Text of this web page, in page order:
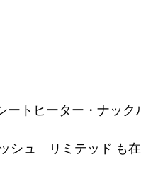
ートヒーター・ナッ
シュ　リミテッド も